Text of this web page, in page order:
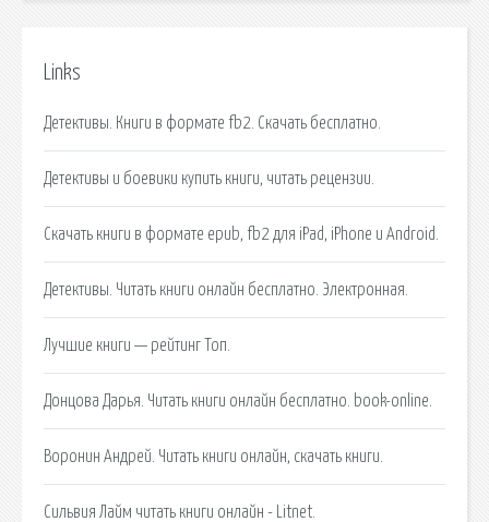
Links
Детективы. Книги в формате fb2. Скачать бесплатно.
Детективы и боевики купить книги, читать рецензии.
Скачать книги в формате epub, fb2 для iPad, iPhone и Android.
Детективы. Читать книги онлайн бесплатно. Электронная.
Лучшие книги — рейтинг Топ.
Донцова Дарья. Читать книги онлайн бесплатно. book-online.
Воронин Андрей. Читать книги онлайн, скачать книги.
Сильвия Лайм читать книги онлайн - Litnet.